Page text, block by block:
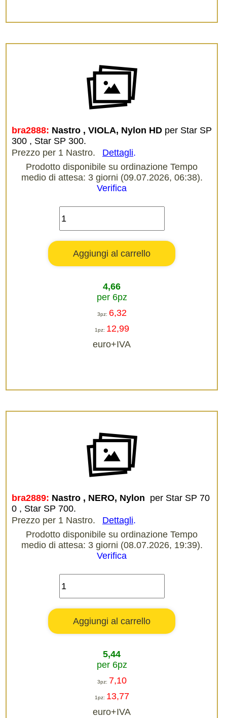
bra2888: Nastro , VIOLA, Nylon HD per Star SP
300 , Star SP 300.
Prezzo per 1 Nastro.
Dettagli.
Prodotto disponibile su ordinazione Tempo
medio di attesa: 3 giorni (09.07.2026, 06:38).
Verifica
4,66
per 6pz
3pz: 6,32
1pz: 12,99
euro+IVA
bra2889: Nastro , NERO, Nylon per Star SP 70
0 , Star SP 700.
Prezzo per 1 Nastro.
Dettagli.
Prodotto disponibile su ordinazione Tempo
medio di attesa: 3 giorni (08.07.2026, 19:39).
Verifica
5,44
per 6pz
3pz: 7,10
1pz: 13,77
euro+IVA